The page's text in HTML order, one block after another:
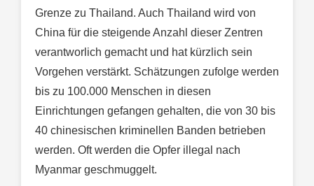
Grenze zu Thailand. Auch Thailand wird von
China für die steigende Anzahl dieser Zentren
verantworlich gemacht und hat kürzlich sein
Vorgehen verstärkt. Schätzungen zufolge werden
bis zu 100.000 Menschen in diesen
Einrichtungen gefangen gehalten, die von 30 bis
40 chinesischen kriminellen Banden betrieben
werden. Oft werden die Opfer illegal nach
Myanmar geschmuggelt.